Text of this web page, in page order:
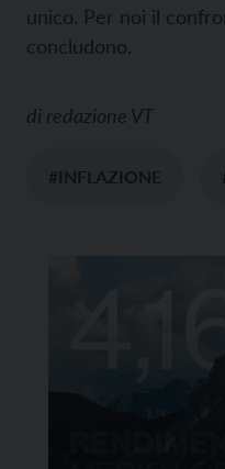
unico. Per noi il
concludono.
di redazione VT
#INFLAZIONE